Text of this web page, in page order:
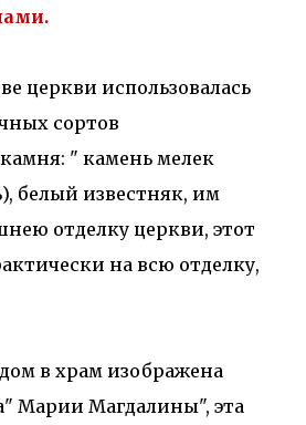
церкви использовалась
сортов
" камень мелек
белый известняк, им
отделку церкви, этот
на всю отделку,
в храм изображена
Марии Магдалины", эта